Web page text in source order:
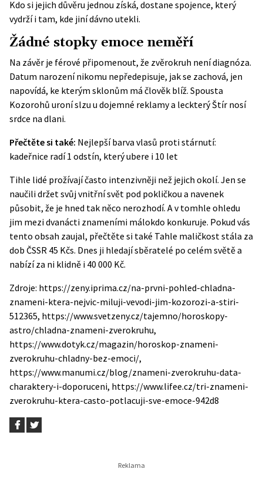
Kdo si jejich důvěru jednou získá, dostane spojence, který
vydrží i tam, kde jiní dávno utekli.
Žádné stopky emoce neměří
Na závěr je férové připomenout, že zvěrokruh není diagnóza.
Datum narození nikomu nepředepisuje, jak se zachová, jen
napovídá, ke kterým sklonům má člověk blíž. Spousta
Kozorohů uroní slzu u dojemné reklamy a leckterý Štír nosí
srdce na dlani.
Přečtěte si také: Nejlepší barva vlasů proti stárnutí:
kadeřnice radí 1 odstín, který ubere i 10 let
Tihle lidé prožívají často intenzivněji než jejich okolí. Jen se
naučili držet svůj vnitřní svět pod pokličkou a navenek
působit, že je hned tak něco nerozhodí. A v tomhle ohledu
jim mezi dvanácti znameními málokdo konkuruje. Pokud vás
tento obsah zaujal, přečtěte si také Tahle maličkost stála za
dob ČSSR 45 Kčs. Dnes ji hledají sběratelé po celém světě a
nabízí za ni klidně i 40 000 Kč.
Zdroje: https://zeny.iprima.cz/na-prvni-pohled-chladna-
znameni-ktera-nejvic-miluji-vevodi-jim-kozorozi-a-stiri-
512365, https://www.svetzeny.cz/tajemno/horoskopy-
astro/chladna-znameni-zverokruhu,
https://www.dotyk.cz/magazin/horoskop-znameni-
zverokruhu-chladny-bez-emoci/,
https://www.manumi.cz/blog/znameni-zverokruhu-data-
charaktery-i-doporuceni, https://www.lifee.cz/tri-znameni-
zverokruhu-ktera-casto-potlacuji-sve-emoce-942d8